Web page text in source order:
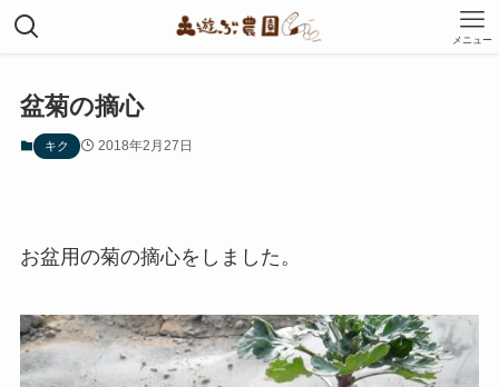
メニュー
盆菊の摘心
キク 2018年2月27日
お盆用の菊の摘心をしました。